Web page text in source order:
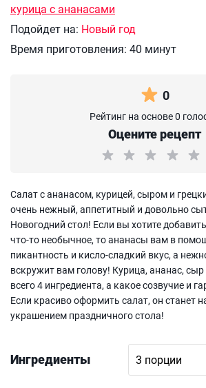
курица с ананасами
Подойдет на: Новый год
Время приготовления: 40 минут
0
Рейтинг на основе 0
Оцените рецепт
Салат с ананасом, курицей, сыром и
очень нежный, аппетитный и довольно
Новогодний стол! Если вы хотите
что-то необычное, то ананасы вам в
пикантность и кисло-сладкий вкус, а
вскружит вам голову! Курица, ананас, сыр
всего 4 ингредиента, а какое созвучие и
Если красиво оформить салат, он станет
украшением праздничного стола!
Ингредиенты